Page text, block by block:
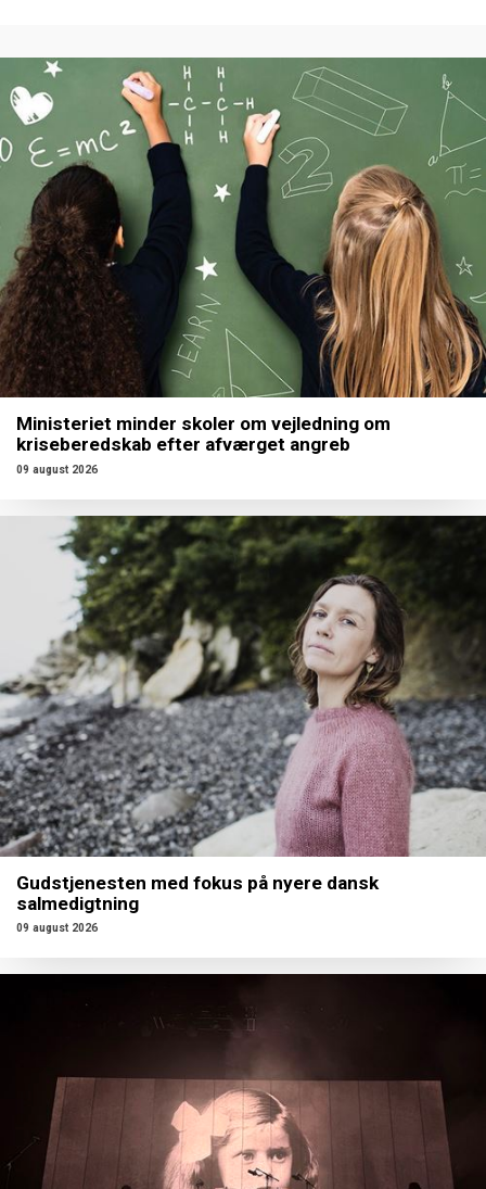
Ministeriet minder skoler om vejledning om
kriseberedskab efter afværget angreb
09 august 2026
Gudstjenesten med fokus på nyere dansk
salmedigtning
09 august 2026